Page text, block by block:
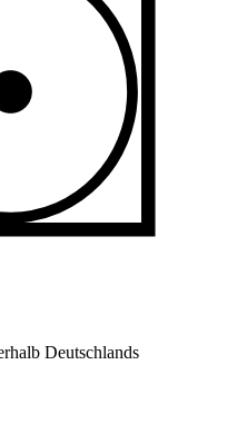
Deutschlands